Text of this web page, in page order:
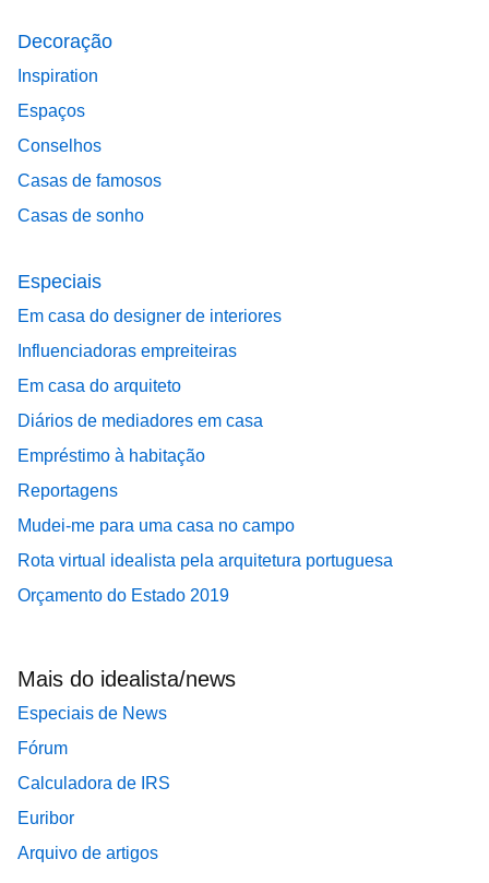
Decoração
Inspiration
Espaços
Conselhos
Casas de famosos
Casas de sonho
Especiais
Em casa do designer de interiores
Influenciadoras empreiteiras
Em casa do arquiteto
Diários de mediadores em casa
Empréstimo à habitação
Reportagens
Mudei-me para uma casa no campo
Rota virtual idealista pela arquitetura portuguesa
Orçamento do Estado 2019
Mais do idealista/news
Especiais de News
Fórum
Calculadora de IRS
Euribor
Arquivo de artigos